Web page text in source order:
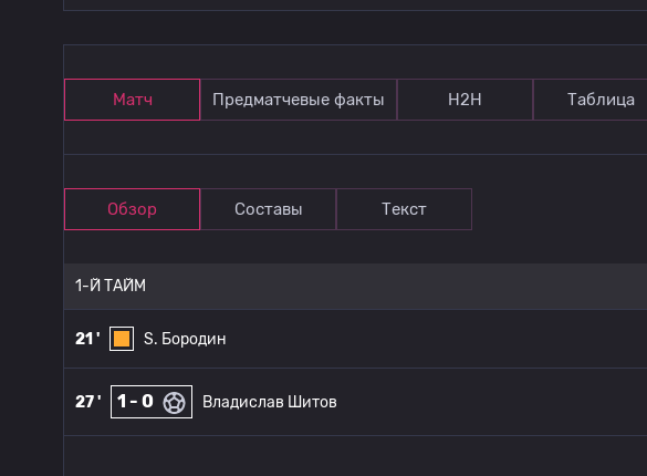
Матч Предматчевые факты Н2Н Таблица
Обзор Составы Текст
1-Й ТАЙМ
21 ' S. Бородин
27 ' 1 - 0 Владислав Шитов